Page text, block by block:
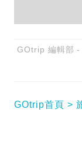
GOtrip 編輯部
GOtrip首頁